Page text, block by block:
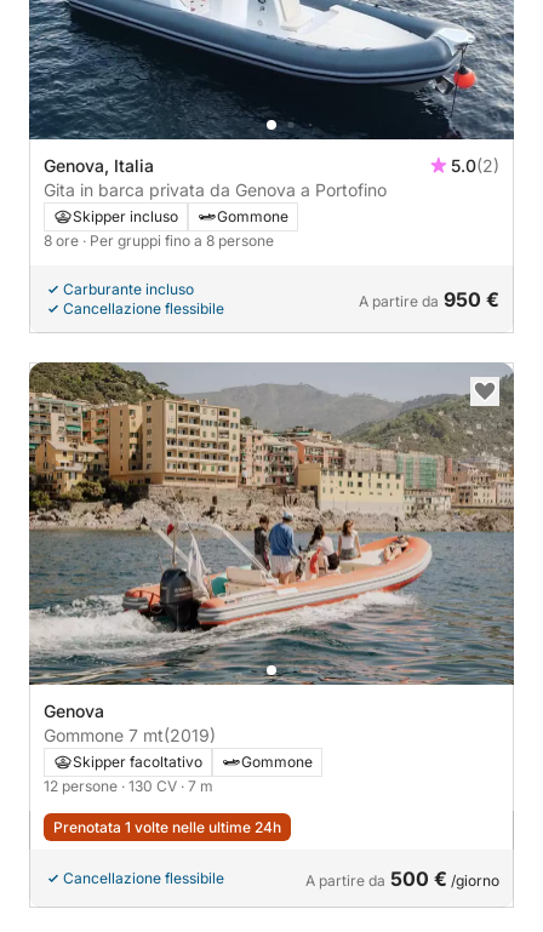
Genova, Italia 5.0(2)
Gita in barca privata da Genova a Portofino
Skipper incluso
Gommone
8 ore · Per gruppi fino a 8 persone
Carburante incluso
Cancellazione flessibile
A partire da 950 €
Genova
Gommone 7 mt(2019)
Skipper facoltativo
Gommone
12 persone · 130 CV · 7 m
Prenotata 1 volte nelle ultime 24h
Cancellazione flessibile A partire da 500 € /giorno